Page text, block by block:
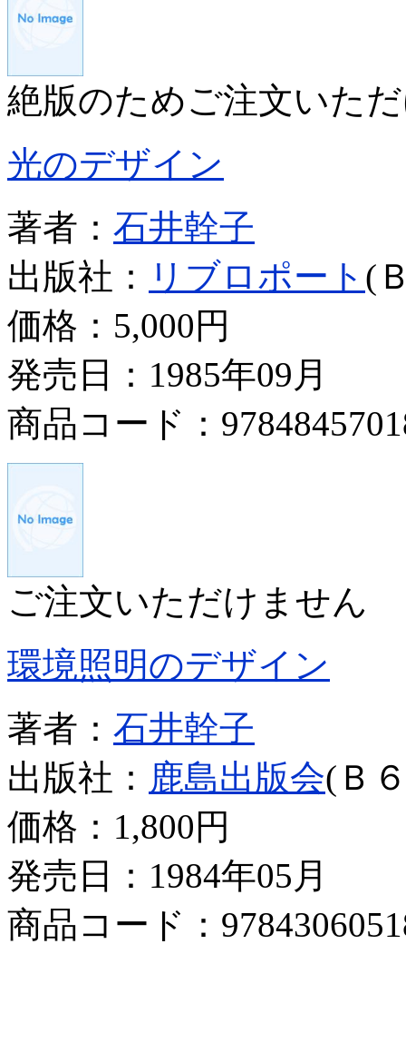
絶版のためご注文いた
光のデザイン
著者： 石井幹子
出版社：
リブロポート (
価格： 5,000円
発売日：1985年09月
商品コード：
ご注文いただけません
環境照明のデザイン
著者： 石井幹子
出版社： 鹿島出版会(Ｂ
価格： 1,800円
発売日：1984年05月
商品コード：